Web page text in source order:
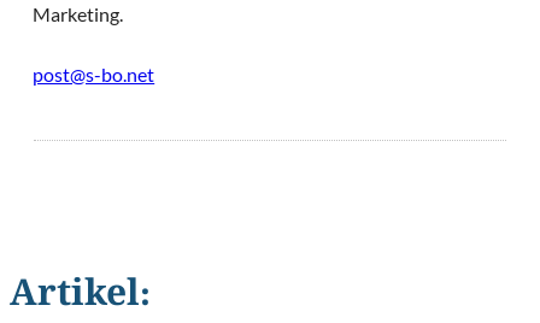
Marketing.
post@s-bo.net
Artikel: